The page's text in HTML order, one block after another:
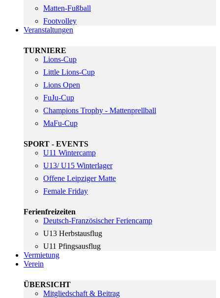
Matten-Fußball
Footvolley
Veranstaltungen
TURNIERE
Lions-Cup
Little Lions-Cup
Lions Open
FuJu-Cup
Champions Trophy - Mattenprellball
MaFu-Cup
SPORT - EVENTS
U11 Wintercamp
U13/ U15 Winterlager
Offene Leipziger Matte
Female Friday
Ferienfreizeiten
Deutsch-Französischer Feriencamp
U13 Herbstausflug
U11 Pfingsausflug
Vermietung
Verein
ÜBERSICHT
Mitgliedschaft & Beitrag